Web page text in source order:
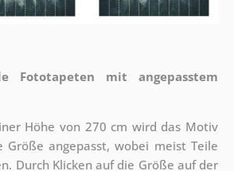
Fototapeten mit angepasstem
Höhe von 270 cm wird das Motiv
Größe angepasst, wobei meist Teile
Durch Klicken auf die Größe auf der